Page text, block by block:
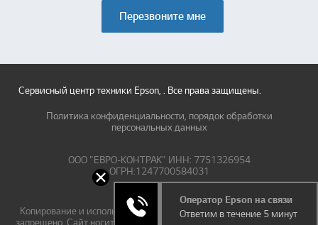
Перезвоните мне
Сервисный центр техники Epson, . Все права защищены.
Политика конфиденциальности, порядок обработки
персональных данных
ООО "ЕВРО-КОНТРАК" ИНН: 7751326954
ОГРН:1247700584031
Копирование и использование информации и материалов сайта
Оператор Epson на связи
Ответим в течение 5 минут